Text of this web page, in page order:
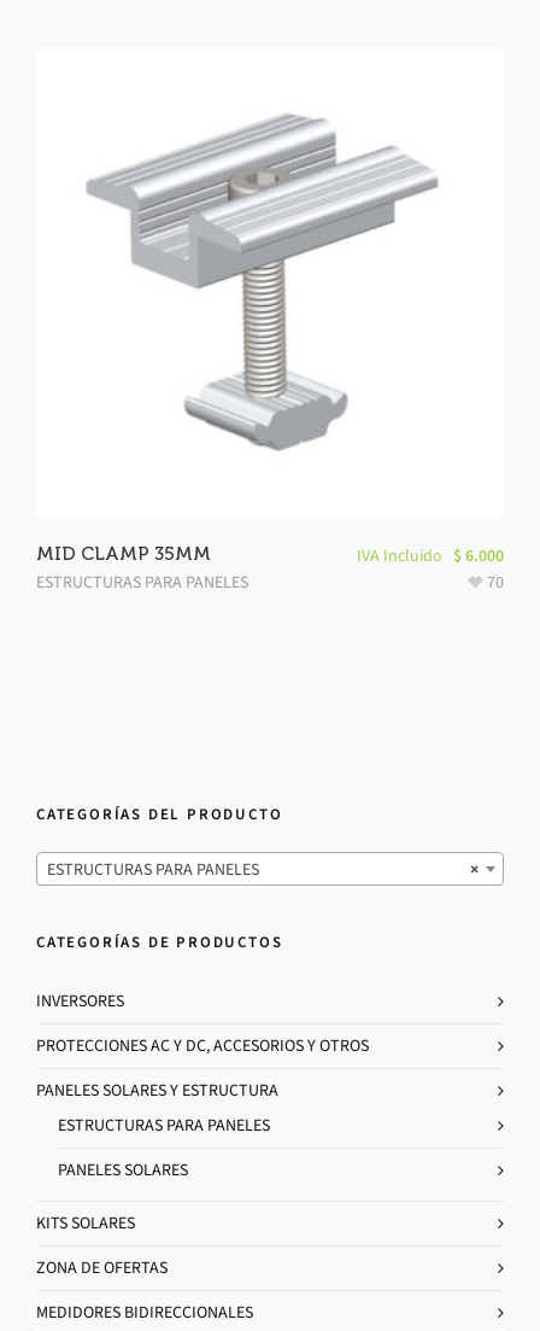
MID CLAMP 35MM
ESTRUCTURAS PARA PANELES
IVA Incluido $6.000
70
CATEGORÍAS DEL PRODUCTO
×
ESTRUCTURAS PARA PANELES
CATEGORÍAS DE PRODUCTOS
INVERSORES
PROTECCIONES AC Y DC, ACCESORIOS Y OTROS
PANELES SOLARES Y ESTRUCTURA
ESTRUCTURAS PARA PANELES
PANELES SOLARES
KITS SOLARES
ZONA DE OFERTAS
MEDIDORES BIDIRECCIONALES